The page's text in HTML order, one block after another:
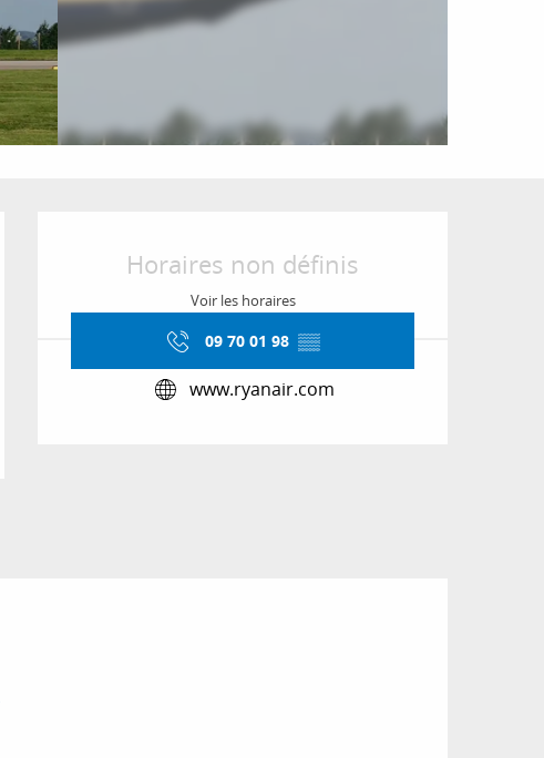
Ouverture et
Horaires non définis
Voir les horaires
09 70 01 98 ▒▒
www.ryanair.com